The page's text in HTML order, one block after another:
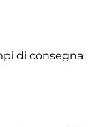
di consegna